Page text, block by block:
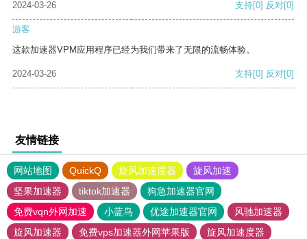
2024-03-26
支持[0] 反对[0]
游客
这款加速器VPM应用程序已经为我们带来了无限的流畅体验。
2024-03-26 支持[0] 反对[0]
友情链接
网站地图 QuickQ 旋风加速度器
旋风加速
坚果加速器
tiktok加速器
狗急加速器官网
免费vqn外网加速
小蓝鸟 优途加速器官网
风驰加速器
旋风加速器
免费vps加速器外网苹果版
旋风加速度器